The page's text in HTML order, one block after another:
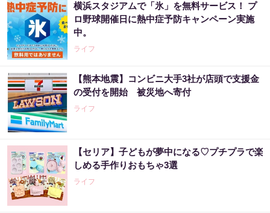
横浜スタジアムで「氷」を無料サービス！ プ
ロ野球開催日に熱中症予防キャンペーン実施
中。
ライフ
【熊本地震】コンビニ大手3社が店頭で支援金
の受付を開始 被災地へ寄付
ライフ
【セリア】子どもが夢中になる♡プチプラで楽
しめる手作りおもちゃ3選
ライフ